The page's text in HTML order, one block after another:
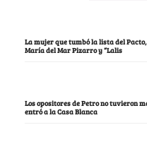
La mujer que tumbó la lista del
María del Mar Pizarro y “Lalis
Los opositores de Petro no tuvieron
entró a la Casa Blanca